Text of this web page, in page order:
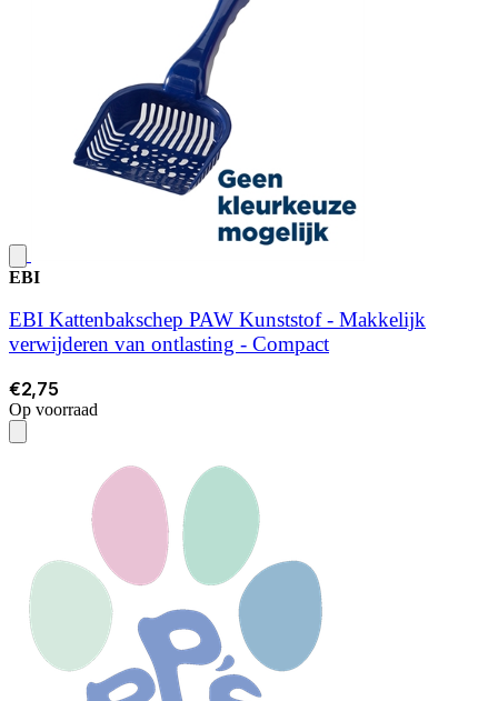
EBI
EBI Kattenbakschep PAW Kunststof - Makkelijk
verwijderen van ontlasting - Compact
€2,75
Op voorraad